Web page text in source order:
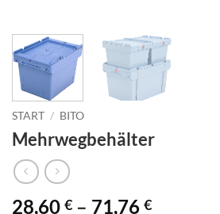
START / BITO
Mehrwegbehälter
28,60 € – 71,76 €